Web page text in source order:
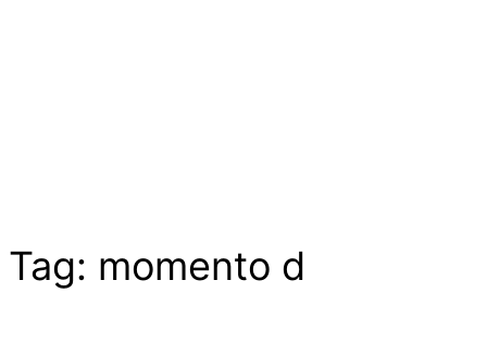
Tag: momento d